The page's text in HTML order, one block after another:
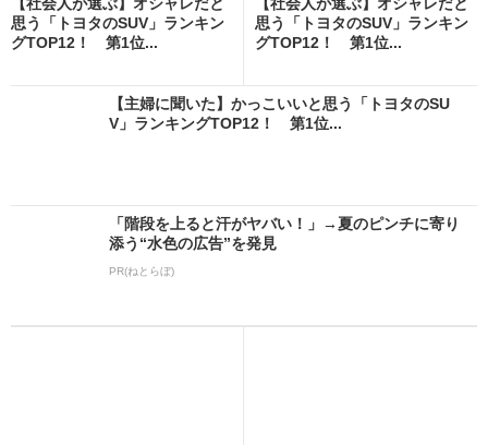
思う「トヨタのSUV」ランキン
グTOP12！ 第1位...
思う「トヨタのSUV」ランキン
グTOP12！ 第1位...
【主婦に聞いた】かっこいいと思う「トヨタのSU
V」ランキングTOP12！ 第1位...
「階段を上ると汗がヤバい！」→夏のピンチに寄り
添う“水色の広告”を発見
PR(ねとらぼ)